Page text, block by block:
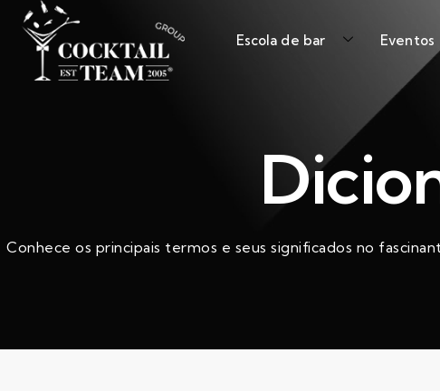
Escola de bar Eventos
Conhece os principais termos e seus significados no